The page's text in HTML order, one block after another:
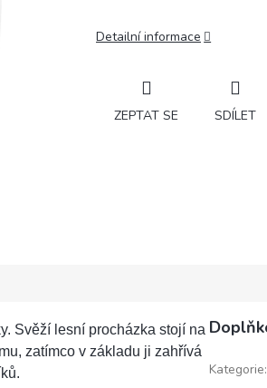
Detailní informace
ZEPTAT SE SDÍLET
Svěží lesní procházka stojí na
zatímco v základu ji zahřívá
Kategorie: